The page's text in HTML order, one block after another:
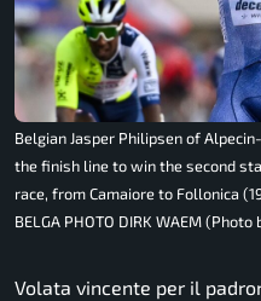
Belgian Jasper Philipsen of
the finish line to win the second
race, from Camaiore to Follonica
BELGA PHOTO DIRK WAEM
Volata vincente per il